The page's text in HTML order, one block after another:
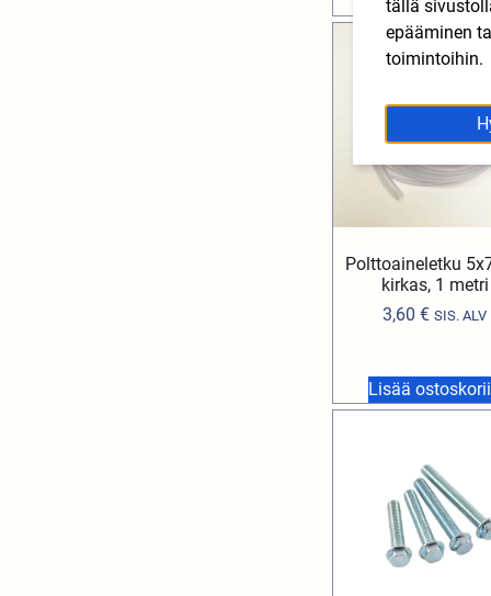
Polttoaineletku
kirkas, 1 metri
3,60€ SIS. ALV
Lisää
tällä
epääminen
toimintoihin.